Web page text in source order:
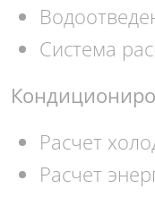
Система
Расчет
Расчет